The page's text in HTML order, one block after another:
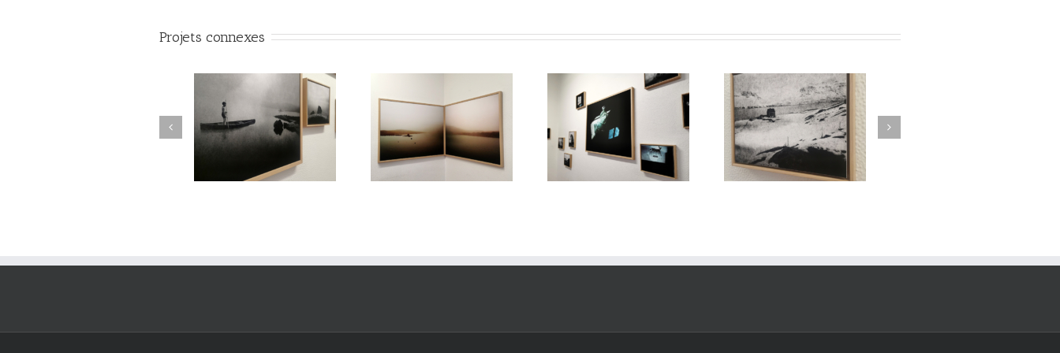
Projets connexes
Réseau Lux # 1 / Itinéraires
des Photographes Voyageurs
Le Murmure des Égarés /
Réseau Lux # 1 / Itinéraires
des Photographes Voyageurs
/ Paris Novembre-décembre
2024
Le Murmure des Égarés /
des Photographes Voyageurs
/ Paris Novembre-décembre
2024
Le Murmure des Égarés /
Réseau Lux # 1 / Itinéraires
des Photographes Voyageurs
/ Paris Novembre-décembre
2024
Le Murmure des Égarés /
Réseau Lux # 1 / Itinéraires
des Photographes Voyageurs
/ Paris Novembre-décembre